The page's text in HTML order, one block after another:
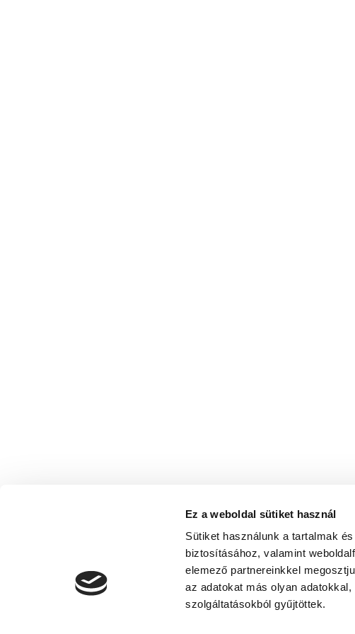
Ez a weboldal sütiket használ
Sütiket használunk a tartalmak
biztosításához, valamint
elemező partnereinkkel
az adatokat más olyan
szolgáltatásokból gyűjtöttek.